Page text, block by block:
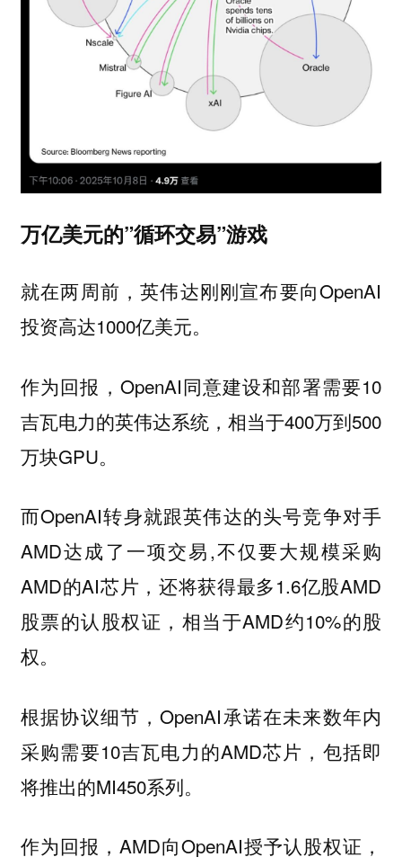
万亿美元的”循环交易”游戏
就在两周前，英伟达刚刚宣布要向OpenAI
投资高达1000亿美元。
作为回报，OpenAI同意建设和部署需要10
吉瓦电力的英伟达系统，相当于400万到500
万块GPU。
而OpenAI转身就跟英伟达的头号竞争对手
AMD达成了一项交易,不仅要大规模采购
AMD的AI芯片，还将获得最多1.6亿股AMD
股票的认股权证，相当于AMD约10%的股
权。
根据协议细节，OpenAI承诺在未来数年内
采购需要10吉瓦电力的AMD芯片，包括即
将推出的MI450系列。
作为回报，AMD向OpenAI授予认股权证，